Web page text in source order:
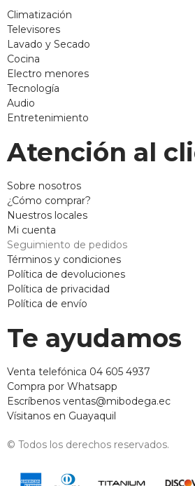
Climatización
Televisores
Lavado y Secado
Cocina
Electro menores
Tecnología
Audio
Entretenimiento
Atención al
Sobre nosotros
¿Cómo comprar?
Nuestros locales
Mi cuenta
Seguimiento de pedidos
Términos y condiciones
Política de devoluciones
Política de privacidad
Política de envío
Te ayudamos
Venta telefónica 04 605 4937
Compra por Whatsapp
Escríbenos ventas@mibodega.ec
Vísitanos en Guayaquil
© Todos los derechos reservados.